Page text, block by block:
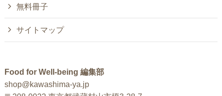
無料冊子
サイトマップ
Food for Well-being 編集部
shop@kawashima-ya.jp